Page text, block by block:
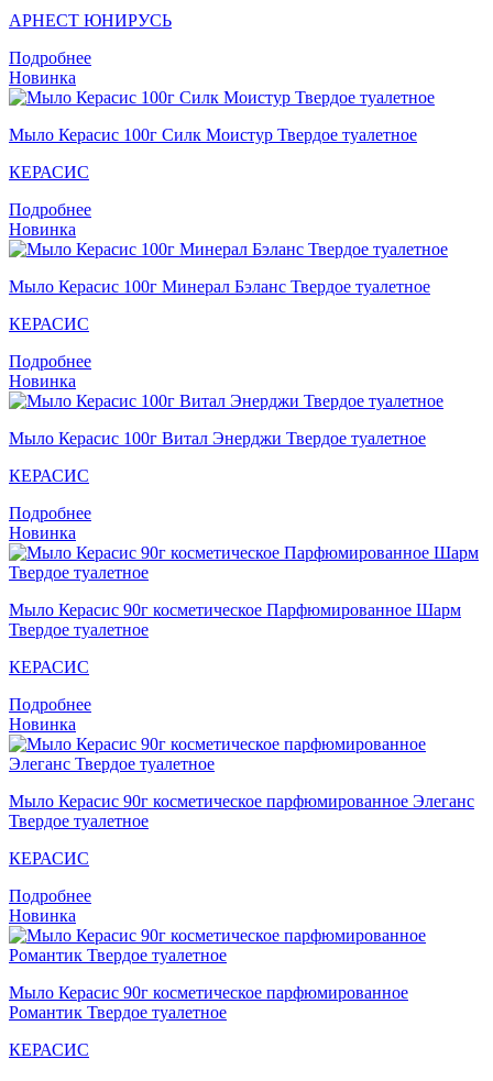
АРНЕСТ ЮНИРУСЬ
Подробнее
Новинка
Мыло Керасис 100г Силк Моистур Твердое туалетное
КЕРАСИС
Подробнее
Новинка
Мыло Керасис 100г Минерал Бэланс Твердое туалетное
КЕРАСИС
Подробнее
Новинка
Мыло Кераcис 100г Витал Энерджи Твердое туалетное
КЕРАСИС
Подробнее
Новинка
Мыло Кераcис 90г косметическое Парфюмированное Шарм
Твердое туалетное
КЕРАСИС
Подробнее
Новинка
Мыло Кераcис 90г косметическое парфюмированное Элеганс
Твердое туалетное
КЕРАСИС
Подробнее
Новинка
Мыло Кераcис 90г косметическое парфюмированное
Романтик Твердое туалетное
КЕРАСИС